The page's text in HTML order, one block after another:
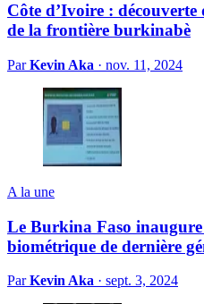
Côte d’Ivoire :
de la frontière burkinabè
ParKevin Aka · nov. 11, 2024
A la une
Le Burkina Faso
biométrique de dernière
ParKevin Aka · sept. 3, 2024